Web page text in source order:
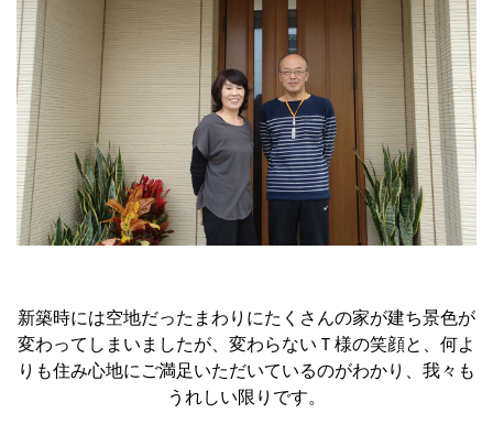
新築時には空地だったまわりにたくさんの家が建ち景色が
変わってしまいましたが、変わらないＴ様の笑顔と、何よ
りも住み心地にご満足いただいているのがわかり、我々も
うれしい限りです。